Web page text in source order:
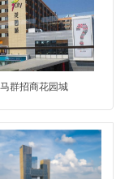
马群招商花园城